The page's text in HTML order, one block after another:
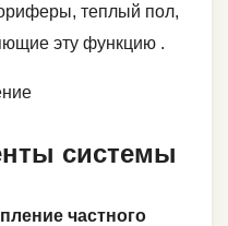
теплый пол,
эту функцию .
системы
частного